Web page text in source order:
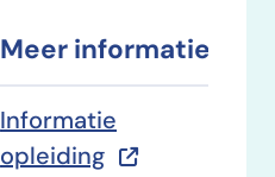
Meer informatie
Informatie
opleiding